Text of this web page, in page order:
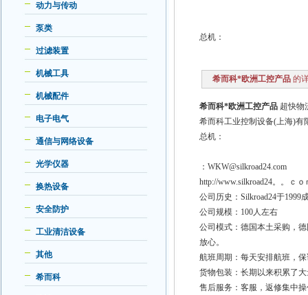
动力与传动
泵类
过滤装置
机械工具
机械配件
电子电气
通信与网络设备
光学仪器
换热设备
安全防护
工业清洁设备
其他
希而科
总机：
希而科*欧洲工控产品的
希而科*欧洲工控产品 超快
希而科工业控制设备(上海)
总机：
：WKW@silkroad24.com
http://www.silkroad24。。ｃｏ
公司历史：Silkroad24于
公司规模：100人左右
公司模式：德国本土采购，
放心。
航班周期：每天安排航班，
货物包装：长期以来积累了
售后服务：客服，返修集中